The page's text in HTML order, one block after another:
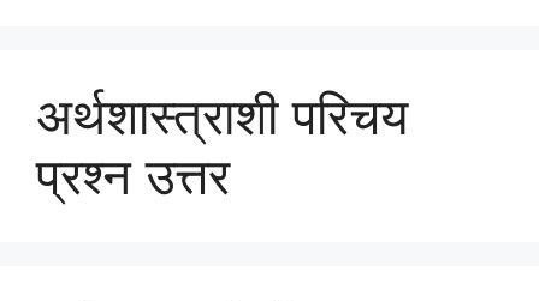
अर्थशास्त्राशी परिचय
प्रश्न उत्तर